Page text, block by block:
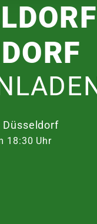
Düsseldorf
18:30 Uhr